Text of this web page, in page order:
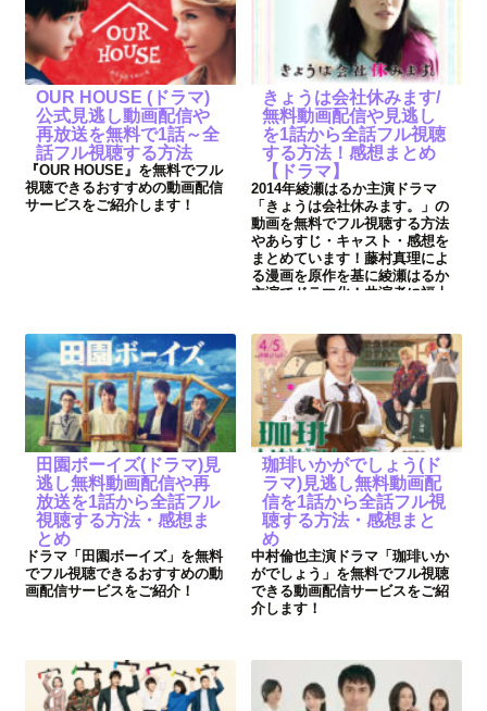
OUR HOUSE (ドラマ)
公式見逃し動画配信や
再放送を無料で1話～全
話フル視聴する方法
『OUR HOUSE』を無料でフル
視聴できるおすすめの動画配信
サービスをご紹介します！
きょうは会社休みます/
無料動画配信や見逃し
を1話から全話フル視聴
する方法！感想まとめ
【ドラマ】
2014年綾瀬はるか主演ドラマ
「きょうは会社休みます。」の
動画を無料でフル視聴する方法
やあらすじ・キャスト・感想を
まとめています！藤村真理によ
る漫画を原作を基に綾瀬はるか
主演でドラマ化！共演者に福士
田園ボーイズ(ドラマ)見
逃し無料動画配信や再
放送を1話から全話フル
視聴する方法・感想ま
とめ
ドラマ「田園ボーイズ」を無料
でフル視聴できるおすすめの動
画配信サービスをご紹介！
珈琲いかがでしょう(ド
ラマ)見逃し無料動画配
信を1話から全話フル視
聴する方法・感想まと
め
中村倫也主演ドラマ「珈琲いか
がでしょう」を無料でフル視聴
できる動画配信サービスをご紹
介します！